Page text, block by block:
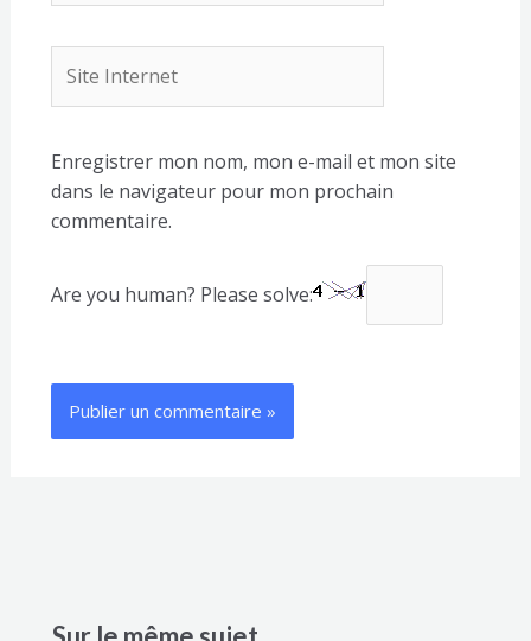
Internet
Enregistrer mon nom, mon e-mail et mon site
dans le navigateur pour mon prochain
commentaire.
Are you human? Please solve: